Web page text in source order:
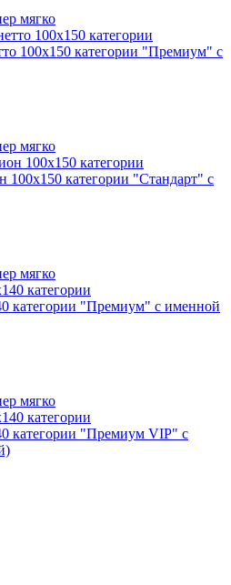
100х150 категории "Премиум" с
категории "Стандарт" с
категории "Премиум" с именной
категории "Премиум VIP" с